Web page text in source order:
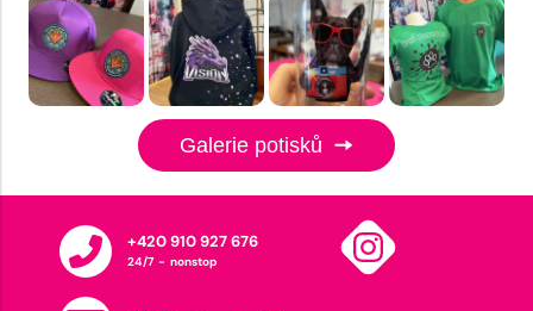
Galerie potisků
+420 910 927 676
24/7 - nonstop